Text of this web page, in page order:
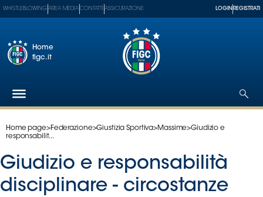
Federazione
Partner
Tecnici
WHISTLEBLOWING AREA MEDIA CONTATTI ASSICURAZIONE LOGIN REGISTRATI
Home
figc.it
Home page>Federazione>Giustizia Sportiva>Massime>Giudizio e
responsabilit...
Giudizio e responsabilità
disciplinare - circostanze